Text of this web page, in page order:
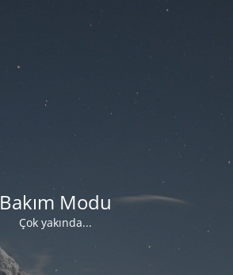
Bakım Modu
Çok yakında...